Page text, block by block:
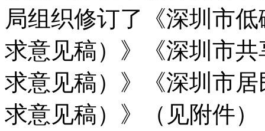
局组织修订了《深圳市
求意见稿）》《深圳市
求意见稿）》《深圳市
求意见稿）》（见附件